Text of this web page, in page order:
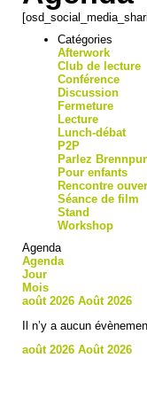
Catégories
Afterwork
Club de lecture
Conférence
Discussion
Fermeture
Lecture
Lunch-débat
P2P
Parlez
Pour enfants
Rencontre
Séance de film
Stand
Workshop
Agenda
Agenda
Jour
Mois
août 2026 Août 2026
Il n’y a aucun
août 2026 Août 2026